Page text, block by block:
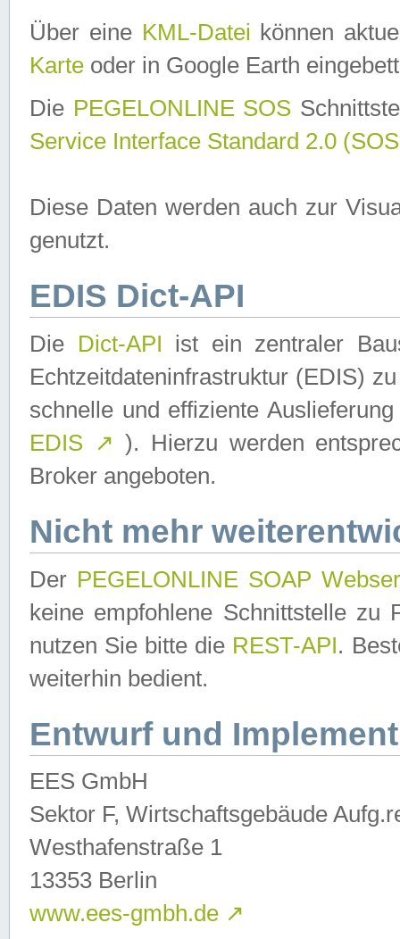
Über eine KML-Datei können
Karte oder in Google Earth
Die PEGELONLINE SOS
Service Interface Standard 2.0
Diese Daten werden auch zur
genutzt.
EDIS Dict-API
Die Dict-API ist ein zentraler
Echtzeitdateninfrastruktur (EDIS)
schnelle und effiziente
EDIS ↗ ). Hierzu werden
Broker angeboten.
Nicht mehr
Der PEGELONLINE SOAP
keine empfohlene Schnittstelle zu
nutzen Sie bitte die REST-API.
weiterhin bedient.
Entwurf und
EES GmbH
Sektor F, Wirtschaftsgebäude
Westhafenstraße 1
13353 Berlin
www.ees-gmbh.de ↗